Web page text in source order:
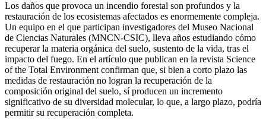
Los daños que provoca un incendio forestal son profundos y la
restauración de los ecosistemas afectados es enormemente compleja.
Un equipo en el que participan investigadores del Museo Nacional
de Ciencias Naturales (MNCN-CSIC), lleva años estudiando cómo
recuperar la materia orgánica del suelo, sustento de la vida, tras el
impacto del fuego. En el artículo que publican en la revista Science
of the Total Environment confirman que, si bien a corto plazo las
medidas de restauración no logran la recuperación de la
composición original del suelo, sí producen un incremento
significativo de su diversidad molecular, lo que, a largo plazo, podría
permitir su recuperación completa.